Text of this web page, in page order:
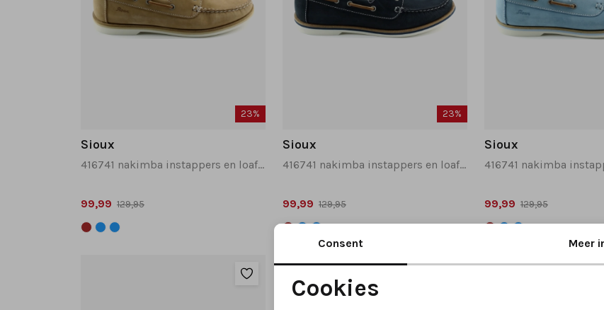
23%
Sioux
416741 nakimba instappers en loafers bruin
99,99 129,95
23%
Sioux
416741 nakimba instappers en loafers donkerblauw
99,99 129,95
Sioux
99,99 129,95
Noodzakelijke cookies
Consent Meer
Cookies